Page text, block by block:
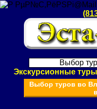
Выбор
Экскурсионные
Выбор туров во